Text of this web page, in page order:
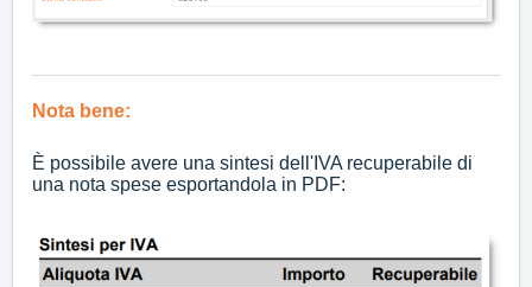
Nota bene:
È possibile avere una sintesi dell'IVA recuperabile di
una nota spese esportandola in PDF: